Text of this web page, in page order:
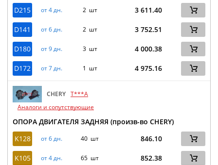
D215 от 4 дн. 2 шт 3 611.40
D141 от 6 дн. 2 шт 3 752.51
D180 от 9 дн. 3 шт 4 000.38
D172 от 7 дн. 1 шт 4 975.16
CHERY T***A
Аналоги и сопутствующие
ОПОРА ДВИГАТЕЛЯ ЗАДНЯЯ (произв-во CHERY)
K128
от 6 дн. 40 шт 846.10
K105 от 4 дн. 65 шт 852.38